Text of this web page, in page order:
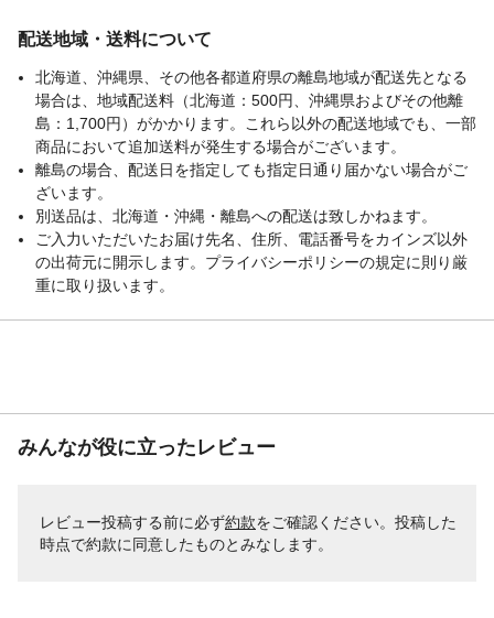
配送地域・送料について
北海道、沖縄県、その他各都道府県の離島地域が配送先となる
場合は、地域配送料（北海道：500円、沖縄県およびその他離
島：1,700円）がかかります。これら以外の配送地域でも、一部
商品において追加送料が発生する場合がございます。
離島の場合、配送日を指定しても指定日通り届かない場合がご
ざいます。
別送品は、北海道・沖縄・離島への配送は致しかねます。
ご入力いただいたお届け先名、住所、電話番号をカインズ以外
の出荷元に開示します。プライバシーポリシーの規定に則り厳
重に取り扱います。
みんなが役に立ったレビュー
レビュー投稿する前に必ず約款をご確認ください。投稿した
時点で約款に同意したものとみなします。